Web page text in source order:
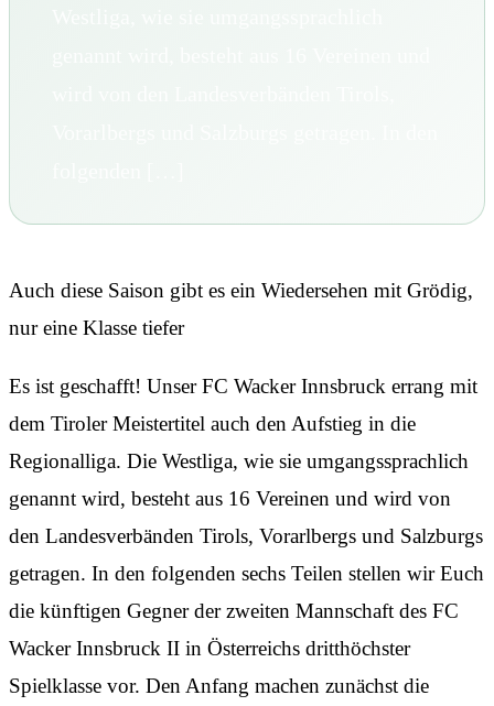
Auch diese Saison gibt es ein Wiedersehen mit Grödig,
nur eine Klasse tiefer
Es ist geschafft! Unser FC Wacker Innsbruck errang mit
dem Tiroler Meistertitel auch den Aufstieg in die
Regionalliga. Die Westliga, wie sie umgangssprachlich
genannt wird, besteht aus 16 Vereinen und wird von
den Landesverbänden Tirols, Vorarlbergs und Salzburgs
getragen. In den folgenden sechs Teilen stellen wir Euch
die künftigen Gegner der zweiten Mannschaft des FC
Wacker Innsbruck II in Österreichs dritthöchster
Spielklasse vor. Den Anfang machen zunächst die